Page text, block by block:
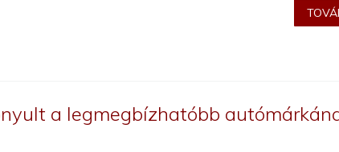
a legmegbízhatóbb